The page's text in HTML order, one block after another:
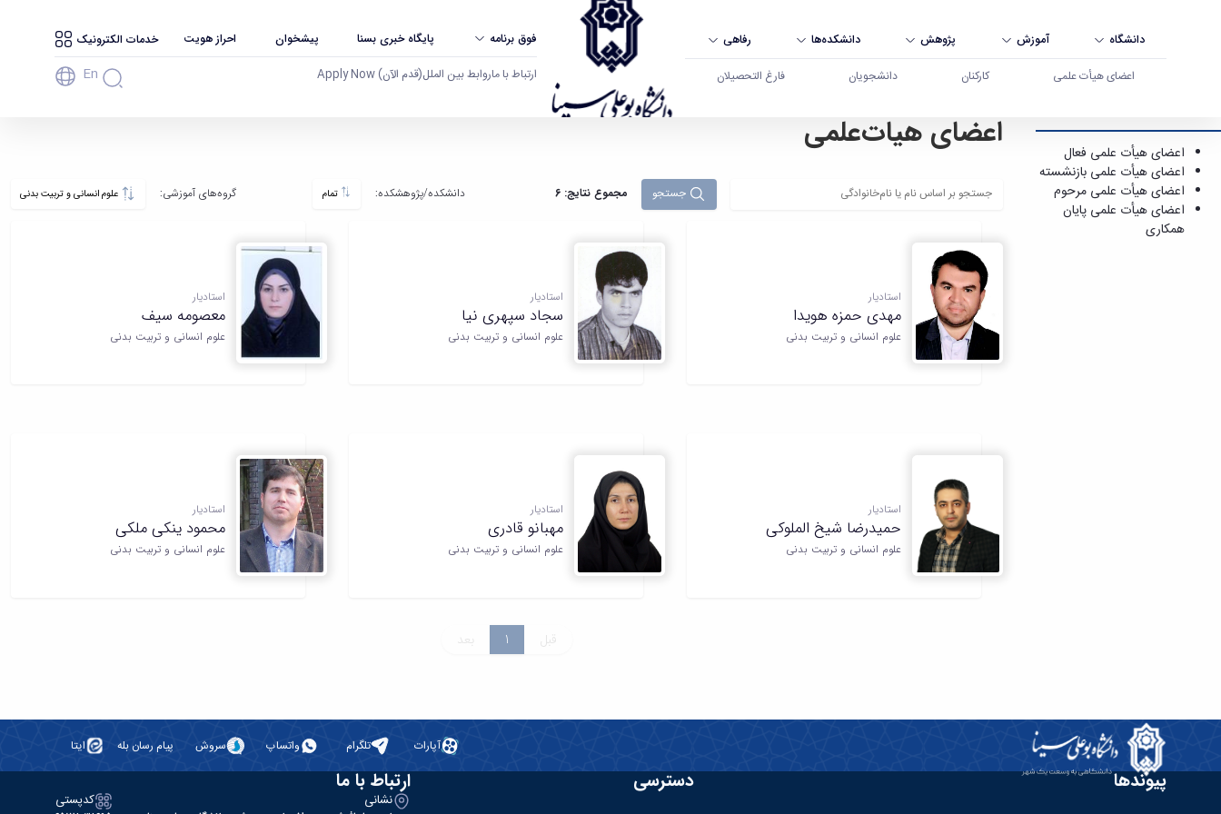
دانشگاه آموزش پژوهش دانشکده‌ها رفاهی
اعضای هیأت علمی کارکنان دانشجویان فارغ التحصیلان
فوق برنامه پایگاه خبری بسنا پیشخوان احراز هویت خدمات الکترونیک
ارتباط با ماروابط بین الملل(قدم الآن) Apply Now En
اعضای هیأت علمی فعال - دانشگاه بوعلی سینا همدان
اعضای هیأت علمی فعال
اعضای هیأت علمی بازنشسته
اعضای هیأت علمی مرحوم
اعضای هیأت علمی پایان
همکاری
اعضای هیات‌علمی
جستجو مجموع نتایج: 6 دانشکده‌/پژوهشکده‌: تمام گروه‌های آموزشی:
استادیار
مهدی حمزه هویدا
علوم انسانی و تربیت بدنی
استادیار
سجاد سپهری نیا
علوم انسانی و تربیت بدنی
استادیار
معصومه سیف
علوم انسانی و تربیت بدنی
استادیار
حمیدرضا شیخ الملوکی
علوم انسانی و تربیت بدنی
استادیار
مهبانو قادری
علوم انسانی و تربیت بدنی
استادیار
محمود ینکی ملکی
علوم انسانی و تربیت بدنی
قبل 1 بعد
آپارات تلگرام واتساپ سروش پیام رسان بله ایتا
پیوندها دسترسی ارتباط با ما
نشانی کدپستی